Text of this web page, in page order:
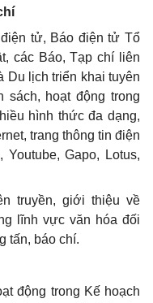
tử, Báo điện tử Tổ
các Báo, Tạp chí liên
Du lịch triển khai tuyên
sách, hoạt động trong
hình thức đa dạng,
trang thông tin điện
Gapo, Lotus,
truyền, giới thiệu về
lĩnh vực văn hóa đối
tấn, báo chí.
động trong Kế hoạch